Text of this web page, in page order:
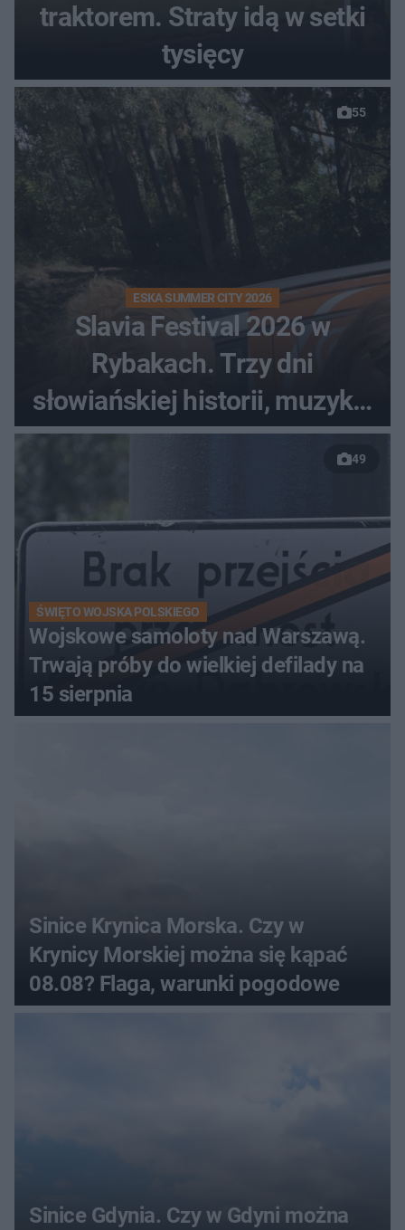
traktorem. Straty idą w setki
tysięcy
55
ESKA SUMMER CITY 2026
Slavia Festival 2026 w
Rybakach. Trzy dni
słowiańskiej historii, muzyki i
relaksu nad Jeziorem
49
ŚWIĘTO WOJSKA POLSKIEGO
Wojskowe samoloty nad Warszawą.
Trwają próby do wielkiej defilady na
15 sierpnia
Sinice Krynica Morska. Czy w
Krynicy Morskiej można się kąpać
08.08? Flaga, warunki pogodowe
Sinice Gdynia. Czy w Gdyni można